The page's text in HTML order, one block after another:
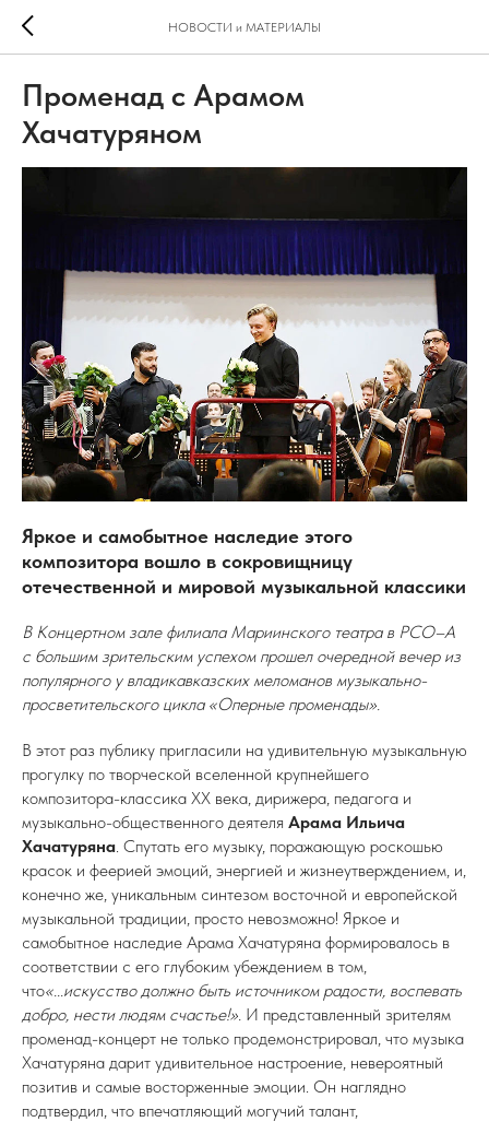
НОВОСТИ и МАТЕРИАЛЫ
Променад с Арамом
Хачатуряном
Яркое и самобытное наследие этого
композитора вошло в сокровищницу
отечественной и мировой музыкальной классики
В Концертном зале филиала Мариинского театра в РСО–А
с большим зрительским успехом прошел очередной вечер из
популярного у владикавказских меломанов музыкально-
просветительского цикла «Оперные променады».
В этот раз публику пригласили на удивительную музыкальную
прогулку по творческой вселенной крупнейшего
композитора-классика XX века, дирижера, педагога и
музыкально-общественного деятеля Арама Ильича
Хачатуряна. Спутать его музыку, поражающую роскошью
красок и феерией эмоций, энергией и жизнеутверждением, и,
конечно же, уникальным синтезом восточной и европейской
музыкальной традиции, просто невозможно! Яркое и
самобытное наследие Арама Хачатуряна формировалось в
соответствии с его глубоким убеждением в том,
что«...искусство должно быть источником радости, воспевать
добро, нести людям счастье!». И представленный зрителям
променад-концерт не только продемонстрировал, что музыка
Хачатуряна дарит удивительное настроение, невероятный
позитив и самые восторженные эмоции. Он наглядно
подтвердил, что впечатляющий могучий талант,